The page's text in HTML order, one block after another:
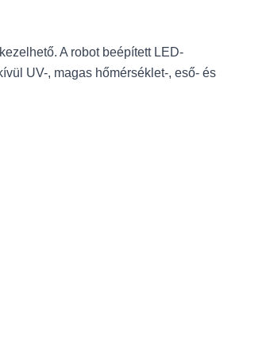
A robot beépített LED-
UV-, magas hőmérséklet-, eső- és